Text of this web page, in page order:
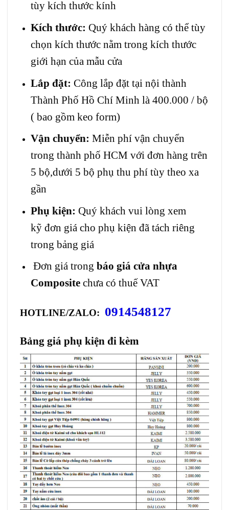
tùy kích thước kính
Kích thước: Quý khách hàng có thể tùy
chọn kích thước nằm trong kích thước
giới hạn của mẫu cửa
Lắp đặt: Công lắp đặt tại nội thành
Thành Phố Hồ Chí Minh là 400.000 / bộ
( bao gồm keo form)
Vận chuyển: Miễn phí vận chuyển
trong thành phố HCM với đơn hàng trên
5 bộ,dưới 5 bộ phụ thu phí tùy theo xa
gần
Phụ kiện: Quý khách vui lòng xem
kỹ đơn giá cho phụ kiện đã tách riêng
trong bảng giá
Đơn giá trong báo giá cửa nhựa
Composite chưa có thuế VAT
HOTLINE/ZALO: 0914548127
Bảng giá phụ kiện đi kèm